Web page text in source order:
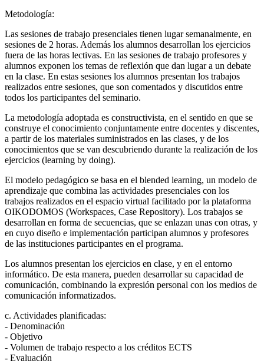
Metodología:
Las sesiones de trabajo presenciales tienen lugar semanalmente, en
sesiones de 2 horas. Además los alumnos desarrollan los ejercicios
fuera de las horas lectivas. En las sesiones de trabajo profesores y
alumnos exponen los temas de reflexión que dan lugar a un debate
en la clase. En estas sesiones los alumnos presentan los trabajos
realizados entre sesiones, que son comentados y discutidos entre
todos los participantes del seminario.
La metodología adoptada es constructivista, en el sentido en que se
construye el conocimiento conjuntamente entre docentes y discentes,
a partir de los materiales suministrados en las clases, y de los
conocimientos que se van descubriendo durante la realización de los
ejercicios (learning by doing).
El modelo pedagógico se basa en el blended learning, un modelo de
aprendizaje que combina las actividades presenciales con los
trabajos realizados en el espacio virtual facilitado por la plataforma
OIKODOMOS (Workspaces, Case Repository). Los trabajos se
desarrollan en forma de secuencias, que se enlazan unas con otras, y
en cuyo diseño e implementación participan alumnos y profesores
de las instituciones participantes en el programa.
Los alumnos presentan los ejercicios en clase, y en el entorno
informático. De esta manera, pueden desarrollar su capacidad de
comunicación, combinando la expresión personal con los medios de
comunicación informatizados.
c. Actividades planificadas:
- Denominación
- Objetivo
- Volumen de trabajo respecto a los créditos ECTS
- Evaluación